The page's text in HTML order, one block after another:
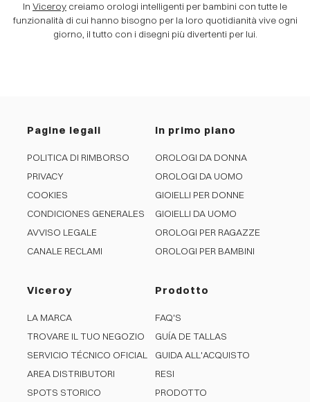
In Viceroy creiamo orologi intelligenti per bambini con tutte le
funzionalità di cui hanno bisogno per la loro quotidianità vive ogni
giorno, il tutto con i disegni più divertenti per lui.
Pagine legali
POLITICA DI RIMBORSO
PRIVACY
COOKIES
CONDICIONES GENERALES
AVVISO LEGALE
CANALE RECLAMI
In primo piano
OROLOGI DA DONNA
OROLOGI DA UOMO
GIOIELLI PER DONNE
GIOIELLI DA UOMO
OROLOGI PER RAGAZZE
OROLOGI PER BAMBINI
Viceroy
LA MARCA
TROVARE IL TUO NEGOZIO
SERVICIO TÉCNICO OFICIAL
AREA DISTRIBUTORI
SPOTS STORICO
Prodotto
FAQ'S
GUÍA DE TALLAS
GUIDA ALL'ACQUISTO
RESI
PRODOTTO